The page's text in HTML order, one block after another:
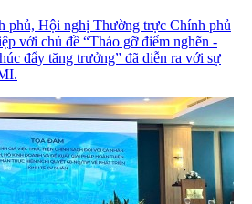
phủ, Hội nghị Thường trực Chính phủ
với chủ đề “Tháo gỡ điểm nghẽn -
đẩy tăng trưởng” đã diễn ra với sự